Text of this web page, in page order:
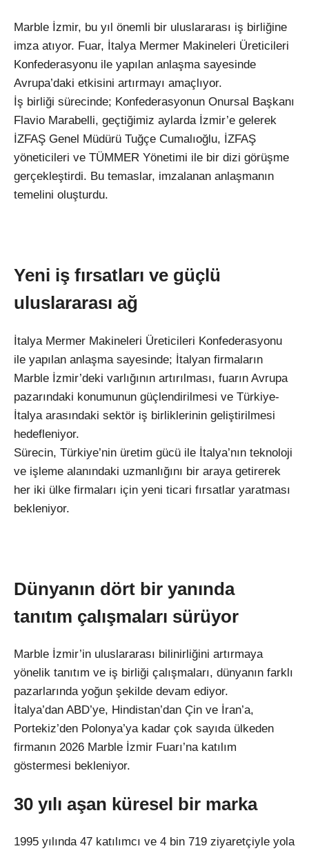
Marble İzmir, bu yıl önemli bir uluslararası iş birliğine
imza atıyor. Fuar, İtalya Mermer Makineleri Üreticileri
Konfederasyonu ile yapılan anlaşma sayesinde
Avrupa’daki etkisini artırmayı amaçlıyor.
İş birliği sürecinde; Konfederasyonun Onursal Başkanı
Flavio Marabelli, geçtiğimiz aylarda İzmir’e gelerek
İZFAŞ Genel Müdürü Tuğçe Cumalıoğlu, İZFAŞ
yöneticileri ve TÜMMER Yönetimi ile bir dizi görüşme
gerçekleştirdi. Bu temaslar, imzalanan anlaşmanın
temelini oluşturdu.
Yeni iş fırsatları ve güçlü
uluslararası ağ
İtalya Mermer Makineleri Üreticileri Konfederasyonu
ile yapılan anlaşma sayesinde; İtalyan firmaların
Marble İzmir’deki varlığının artırılması, fuarın Avrupa
pazarındaki konumunun güçlendirilmesi ve Türkiye-
İtalya arasındaki sektör iş birliklerinin geliştirilmesi
hedefleniyor.
Sürecin, Türkiye’nin üretim gücü ile İtalya’nın teknoloji
ve işleme alanındaki uzmanlığını bir araya getirerek
her iki ülke firmaları için yeni ticari fırsatlar yaratması
bekleniyor.
Dünyanın dört bir yanında
tanıtım çalışmaları sürüyor
Marble İzmir’in uluslararası bilinirliğini artırmaya
yönelik tanıtım ve iş birliği çalışmaları, dünyanın farklı
pazarlarında yoğun şekilde devam ediyor.
İtalya’dan ABD’ye, Hindistan’dan Çin ve İran’a,
Portekiz’den Polonya’ya kadar çok sayıda ülkeden
firmanın 2026 Marble İzmir Fuarı’na katılım
göstermesi bekleniyor.
30 yılı aşan küresel bir marka
1995 yılında 47 katılımcı ve 4 bin 719 ziyaretçiyle yola